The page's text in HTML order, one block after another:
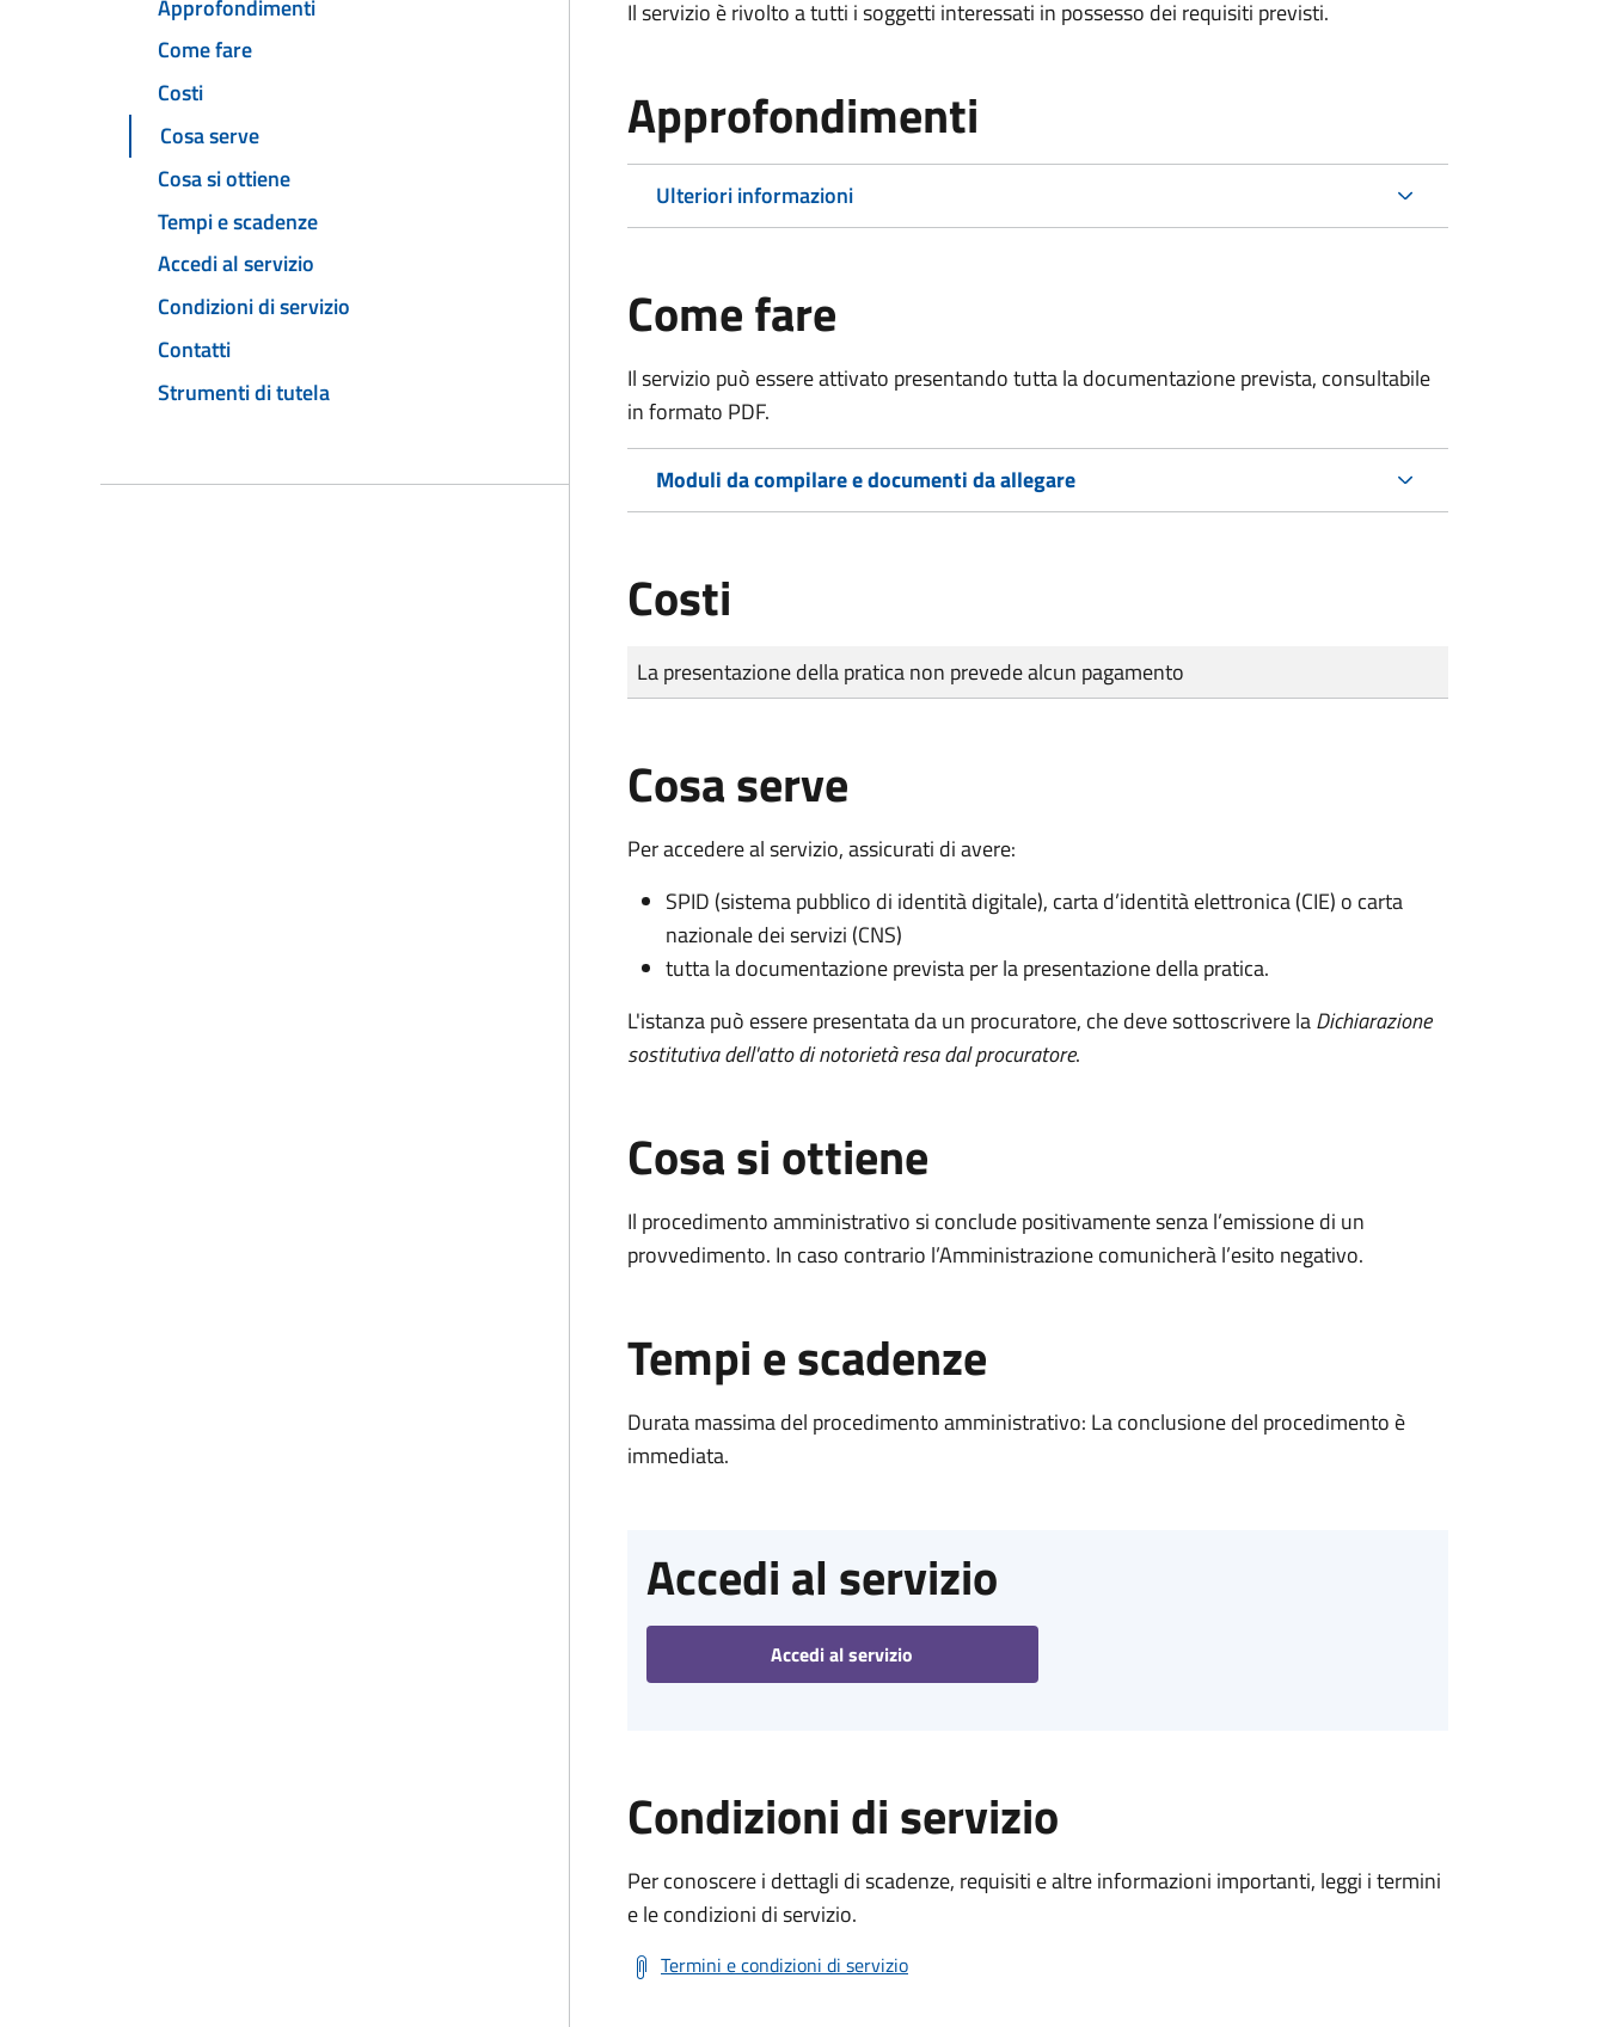
Approfondimenti
Come fare
Costi
Cosa serve
Cosa si ottiene
Tempi e scadenze
Accedi al servizio
Condizioni di servizio
Contatti
Strumenti di tutela
Il servizio è rivolto a tutti i soggetti interessati in possesso dei requisiti previsti.
Approfondimenti
Ulteriori informazioni
Come fare
Il servizio può essere attivato presentando tutta la documentazione prevista, consultabile
in formato PDF.
Moduli da compilare e documenti da allegare
Costi
Tipo di pagamento
Importo
La presentazione della pratica non prevede alcun pagamento
Cosa serve
Per accedere al servizio, assicurati di avere:
SPID (sistema pubblico di identità digitale), carta d’identità elettronica (CIE) o carta
nazionale dei servizi (CNS)
tutta la documentazione prevista per la presentazione della pratica.
L'istanza può essere presentata da un procuratore, che deve sottoscrivere laDichiarazione
sostitutiva dell'atto di notorietà resa dal procuratore.
Cosa si ottiene
Il procedimento amministrativo si conclude positivamente senza l’emissione di un
provvedimento. In caso contrario l’Amministrazione comunicherà l’esito negativo.
Tempi e scadenze
Durata massima del procedimento amministrativo: La conclusione del procedimento è
immediata.
Accedi al servizio
Accedi al servizio
Condizioni di servizio
Per conoscere i dettagli di scadenze, requisiti e altre informazioni importanti, leggi i termini
e le condizioni di servizio.
Termini e condizioni di servizio